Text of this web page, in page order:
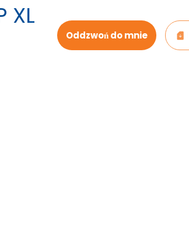
XL
Oddzwoń do mnie